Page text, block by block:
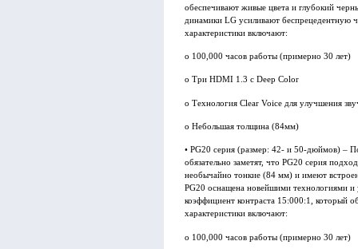
обеспечивают живые цвета и глубокий
динамики LG усиливают беспрецедентную
характеристики включают:
o 100,000 часов работы (примерно 30 лет)
o Три HDMI 1.3 с Deep Color
o Технология Clear Voice для улучшения
o Небольшая толщина (84мм)
• PG20 серия (размер: 42- и 50-дюймов) –
обязательно заметят, что PG20 серия
необычайно тонкие (84 мм) и имеют
PG20 оснащена новейшими технологиями и
коэффициент контраста 15:000:1, который
характеристики включают:
o 100,000 часов работы (примерно 30 лет)